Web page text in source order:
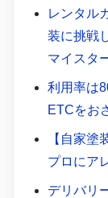
レンタル
装に挑戦
マイスタ
利用率は
ETCをお
【自家塗
プロにア
デリバリ